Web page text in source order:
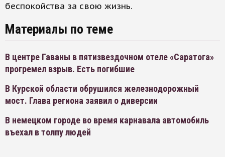
беспокойства за свою жизнь.
Материалы по теме
В центре Гаваны в пятизвездочном отеле «Саратога»
прогремел взрыв. Есть погибшие
В Курской области обрушился железнодорожный
мост. Глава региона заявил о диверсии
В немецком городе во время карнавала автомобиль
въехал в толпу людей